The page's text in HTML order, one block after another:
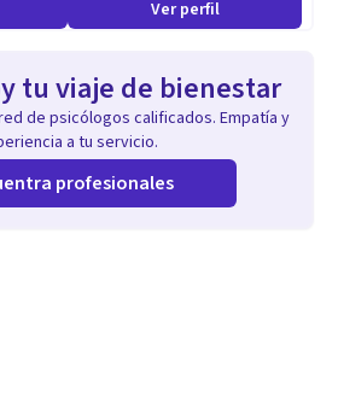
activa, empatía y análisis
el soporte psicológico necesario.
Ver perfil
tu viaje de bienestar
de psicólogos calificados. Empatía y
a tu servicio.
profesionales